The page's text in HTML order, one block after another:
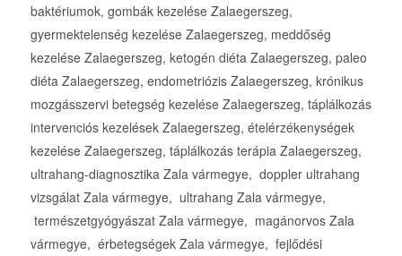
baktériumok, gombák kezelése Zalaegerszeg,
gyermektelenség kezelése Zalaegerszeg, meddőség
kezelése Zalaegerszeg, ketogén diéta Zalaegerszeg, paleo
diéta Zalaegerszeg, endometriózis Zalaegerszeg, krónikus
mozgásszervi betegség kezelése Zalaegerszeg, táplálkozás
intervenciós kezelések Zalaegerszeg, ételérzékenységek
kezelése Zalaegerszeg, táplálkozás terápia Zalaegerszeg,
ultrahang-diagnosztika Zala vármegye, doppler ultrahang
vizsgálat Zala vármegye, ultrahang Zala vármegye,
természetgyógyászat Zala vármegye, magánorvos Zala
vármegye, érbetegségek Zala vármegye, fejlődési